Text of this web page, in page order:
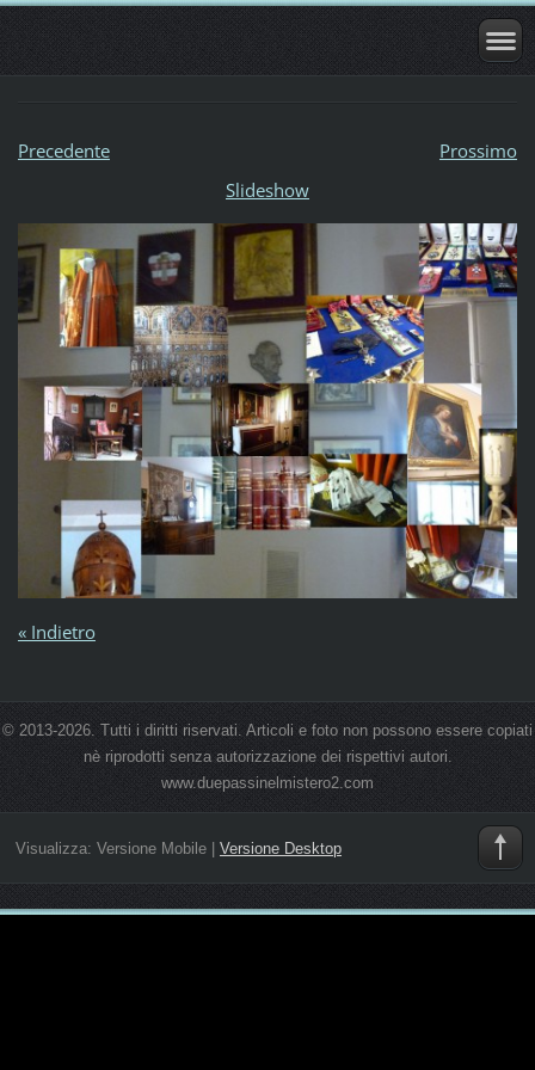
Precedente
Prossimo
Slideshow
« Indietro
© 2013-2026. Tutti i diritti riservati. Articoli e foto non possono essere copiati
nè riprodotti senza autorizzazione dei rispettivi autori.
www.duepassinelmistero2.com
Visualizza: Versione Mobile| Versione Desktop